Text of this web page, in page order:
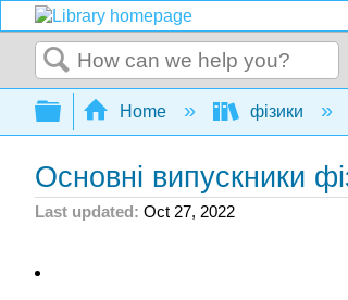
Search
Expand/collapse global
Home фізики
Основні випускники
Last updated Oct 27, 2022